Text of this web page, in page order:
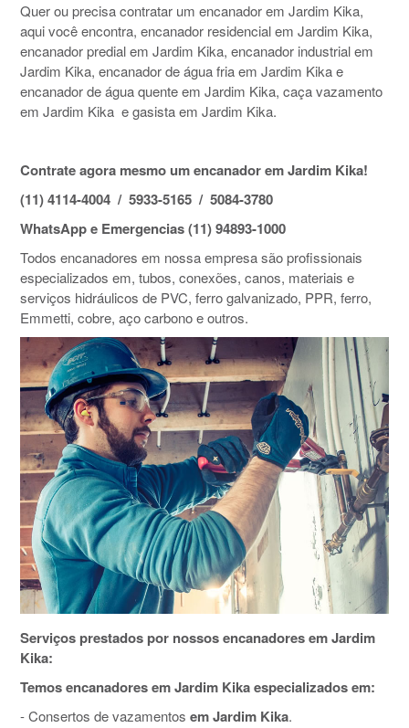
Quer ou precisa contratar um encanador em Jardim Kika,
aqui você encontra, encanador residencial em Jardim Kika,
encanador predial em Jardim Kika, encanador industrial em
Jardim Kika, encanador de água fria em Jardim Kika e
encanador de água quente em Jardim Kika, caça vazamento
em Jardim Kika e gasista em Jardim Kika.
Contrate agora mesmo um encanador em Jardim Kika!
(11) 4114-4004 / 5933-5165 / 5084-3780
WhatsApp e Emergencias (11) 94893-1000
Todos encanadores em nossa empresa são profissionais
especializados em, tubos, conexões, canos, materiais e
serviços hidráulicos de PVC, ferro galvanizado, PPR, ferro,
Emmetti, cobre, aço carbono e outros.
Serviços prestados por nossos encanadores em Jardim
Kika:
Temos encanadores em Jardim Kika especializados em:
- Consertos de vazamentos em Jardim Kika.